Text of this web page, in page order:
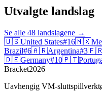
Utvalgte landslag
Se alle 48 landslagene →
🇺🇸United States#16🇲🇽
Brazil#6🇦🇷Argentina#3
🇩🇪Germany#10🇵🇹
Bracket2026
Uavhengig VM-